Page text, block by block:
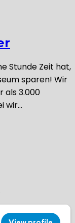
Stunde Zeit hat,
sparen! Wir
als 3.000
wir…